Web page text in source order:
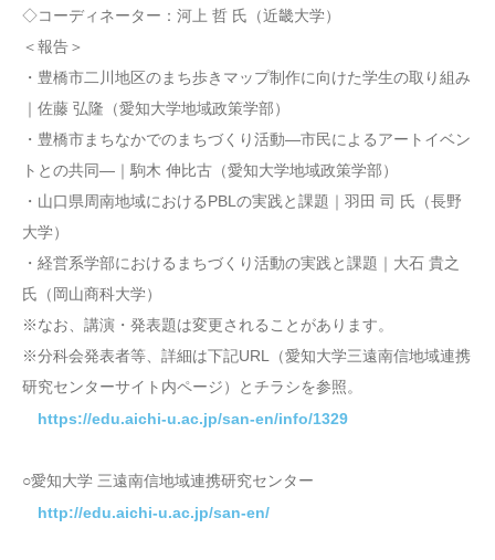
◇コーディネーター：河上 哲 氏（近畿大学）
＜報告＞
・豊橋市二川地区のまち歩きマップ制作に向けた学生の取り組み
｜佐藤 弘隆（愛知大学地域政策学部）
・豊橋市まちなかでのまちづくり活動―市民によるアートイベン
トとの共同―｜駒木 伸比古（愛知大学地域政策学部）
・山口県周南地域におけるPBLの実践と課題｜羽田 司 氏（長野
大学）
・経営系学部におけるまちづくり活動の実践と課題｜大石 貴之
氏（岡山商科大学）
※なお、講演・発表題は変更されることがあります。
※分科会発表者等、詳細は下記URL（愛知大学三遠南信地域連携
研究センターサイト内ページ）とチラシを参照。
https://edu.aichi-u.ac.jp/san-en/info/1329
○愛知大学 三遠南信地域連携研究センター
http://edu.aichi-u.ac.jp/san-en/